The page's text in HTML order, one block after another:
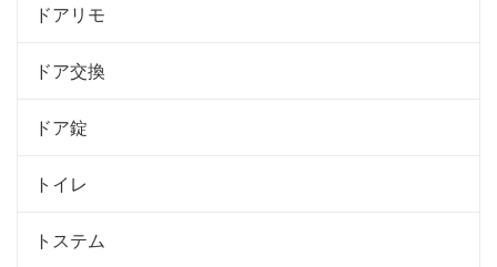
ドアリモ
ドア交換
ドア錠
トイレ
トステム